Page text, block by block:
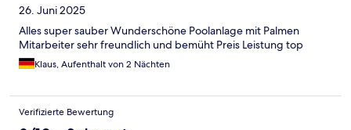
26. Juni 2025
Alles super sauber Wunderschöne Poolanlage mit Palmen
Mitarbeiter sehr freundlich und bemüht Preis Leistung top
Klaus, Aufenthalt von 2 Nächten
Verifizierte Bewertung